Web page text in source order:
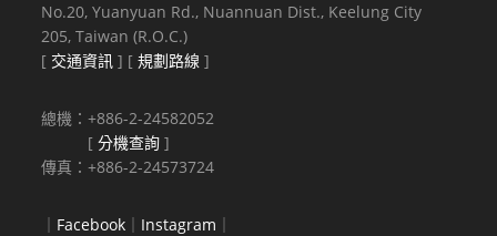
No.20, Yuanyuan Rd., Nuannuan Dist., Keelung City
205, Taiwan (R.O.C.)
[ 交通資訊 ] [規劃路線 ]
總機：+886-2-24582052
[分機查詢 ]
傳真：+886-2-24573724
｜ Facebook ｜ Instagram ｜